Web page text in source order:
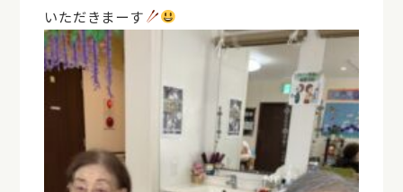
いただきまーす